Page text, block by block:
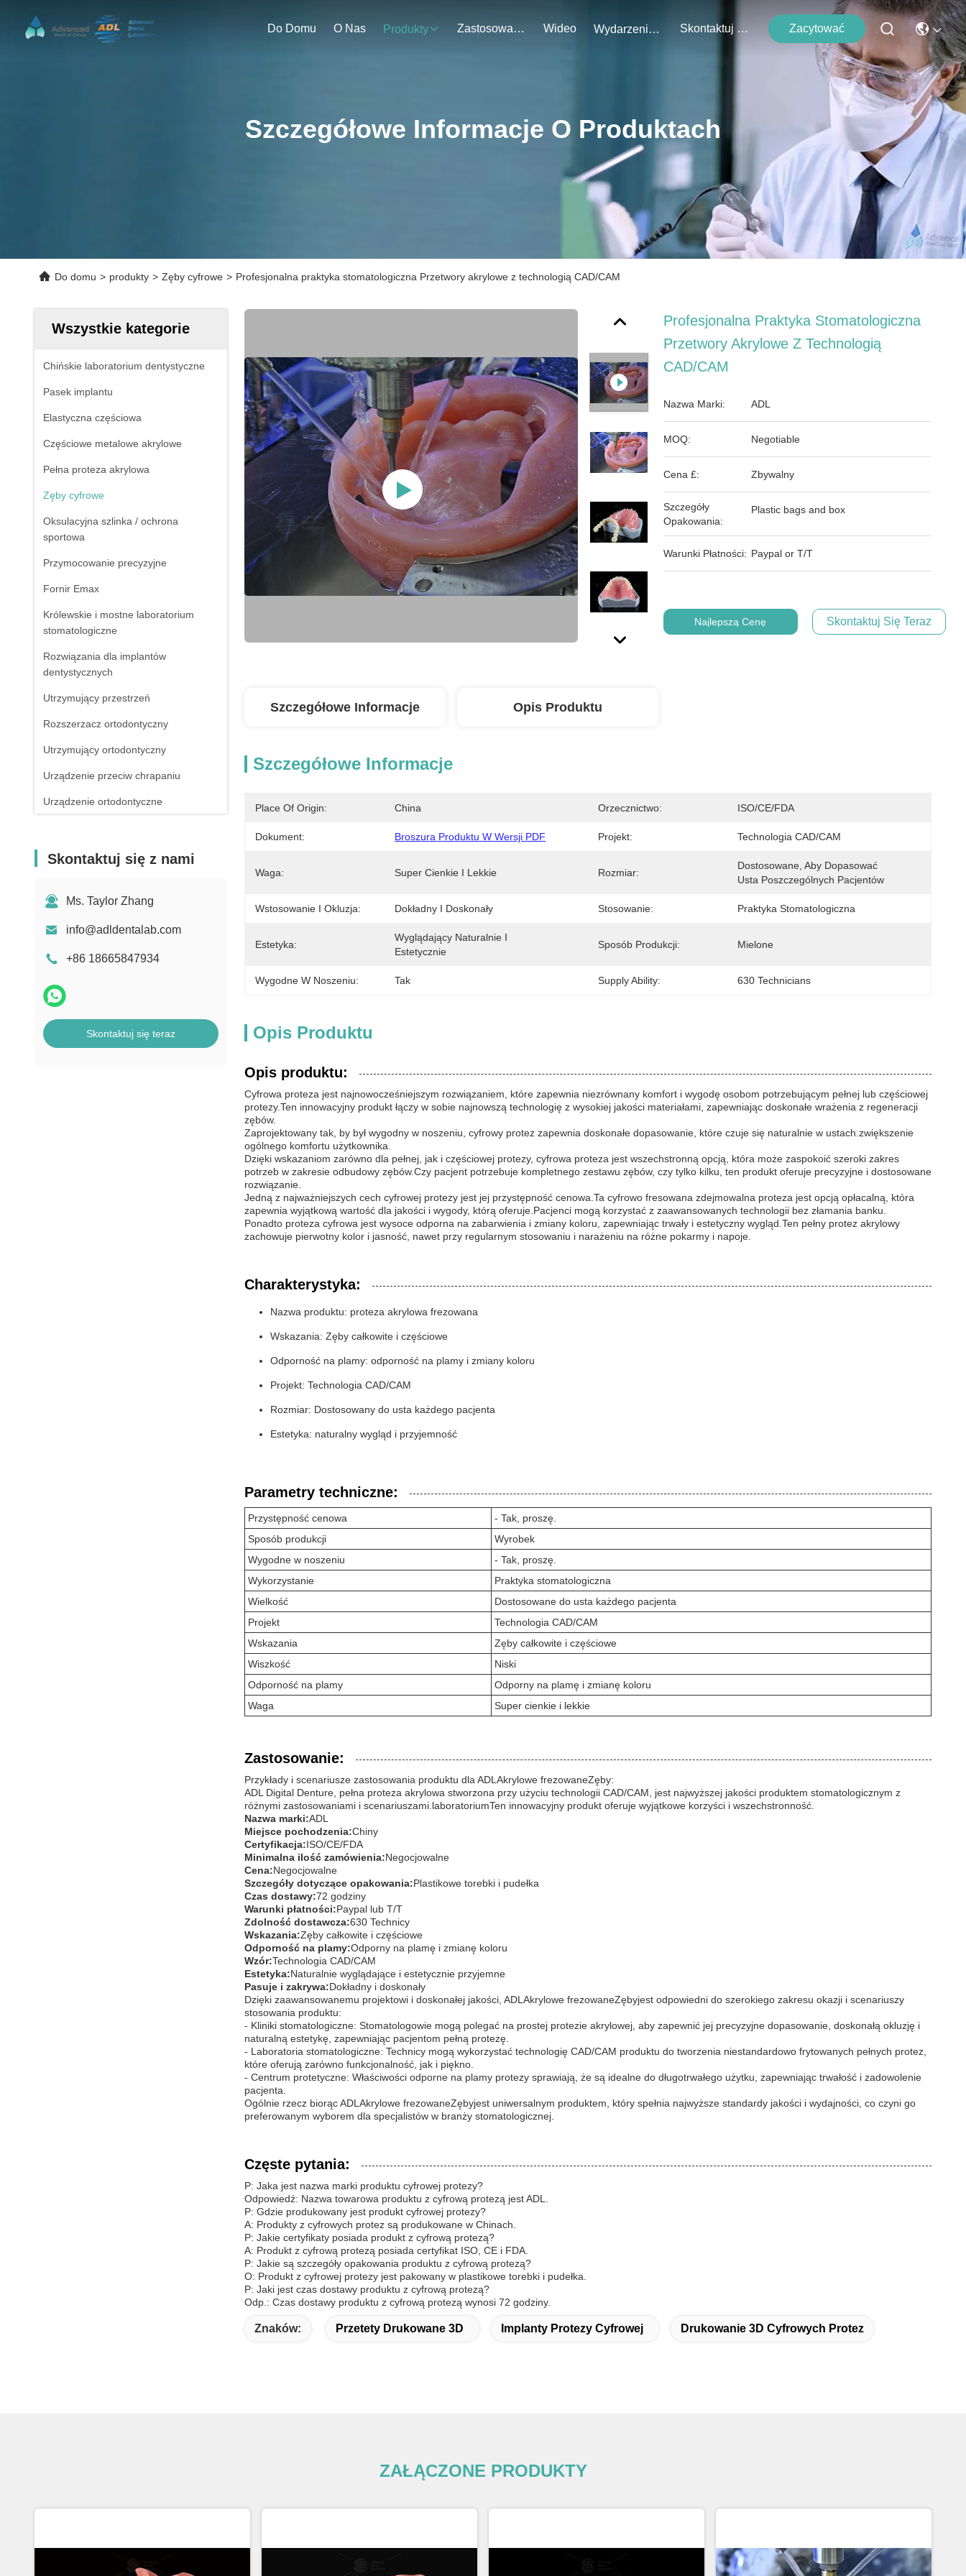
Do Domu O Nas Produkty Zastosowanie Wideo Wydarzenia Skontaktuj Się Z Nami Zacytować
Szczegółowe Informacje O Produktach
Do domu > produkty > Zęby cyfrowe > Profesjonalna praktyka stomatologiczna Przetwory akrylowe z technologią CAD/CAM
Wszystkie kategorie
Chińskie laboratorium dentystyczne
Pasek implantu
Elastyczna częściowa
Częściowe metalowe akrylowe
Pełna proteza akrylowa
Zęby cyfrowe
Oksulacyjna szlinka / ochrona
sportowa
Przymocowanie precyzyjne
Fornir Emax
Królewskie i mostne laboratorium
stomatologiczne
Rozwiązania dla implantów
dentystycznych
Utrzymujący przestrzeń
Rozszerzacz ortodontyczny
Utrzymujący ortodontyczny
Urządzenie przeciw chrapaniu
Urządzenie ortodontyczne
Skontaktuj się z nami
Ms. Taylor Zhang
info@adldentalab.com
+86 18665847934
Skontaktuj się teraz
Profesjonalna Praktyka Stomatologiczna
Przetwory Akrylowe Z Technologią
CAD/CAM
Nazwa Marki: ADL
MOQ: Negotiable
Cena £: Zbywalny
Szczegóły
Opakowania:
Plastic bags and box
Warunki Płatności: Paypal or T/T
Najlepszą Cenę Skontaktuj Się Teraz
Szczegółowe Informacje Opis Produktu
Szczegółowe Informacje
Place Of Origin: China Orzecznictwo: ISO/CE/FDA
Dokument: Broszura Produktu W Wersji PDF Projekt: Technologia CAD/CAM
Waga: Super Cienkie I Lekkie Rozmiar:
Dostosowane, Aby Dopasować
Usta Poszczególnych Pacjentów
Wstosowanie I Okluzja: Dokładny I Doskonały Stosowanie: Praktyka Stomatologiczna
Estetyka:
Wyglądający Naturalnie I
Estetycznie
Sposób Produkcji: Mielone
Wygodne W Noszeniu: Tak Supply Ability: 630 Technicians
Opis Produktu
Opis produktu:
Cyfrowa proteza jest najnowocześniejszym rozwiązaniem, które zapewnia niezrównany komfort i wygodę osobom potrzebującym pełnej lub częściowej
protezy.Ten innowacyjny produkt łączy w sobie najnowszą technologię z wysokiej jakości materiałami, zapewniając doskonałe wrażenia z regeneracji
zębów.
Zaprojektowany tak, by był wygodny w noszeniu, cyfrowy protez zapewnia doskonałe dopasowanie, które czuje się naturalnie w ustach.zwiększenie
ogólnego komfortu użytkownika.
Dzięki wskazaniom zarówno dla pełnej, jak i częściowej protezy, cyfrowa proteza jest wszechstronną opcją, która może zaspokoić szeroki zakres
potrzeb w zakresie odbudowy zębów.Czy pacjent potrzebuje kompletnego zestawu zębów, czy tylko kilku, ten produkt oferuje precyzyjne i dostosowane
rozwiązanie.
Jedną z najważniejszych cech cyfrowej protezy jest jej przystępność cenowa.Ta cyfrowo fresowana zdejmowalna proteza jest opcją opłacalną, która
zapewnia wyjątkową wartość dla jakości i wygody, którą oferuje.Pacjenci mogą korzystać z zaawansowanych technologii bez złamania banku.
Ponadto proteza cyfrowa jest wysoce odporna na zabarwienia i zmiany koloru, zapewniając trwały i estetyczny wygląd.Ten pełny protez akrylowy
zachowuje pierwotny kolor i jasność, nawet przy regularnym stosowaniu i narażeniu na różne pokarmy i napoje.
Charakterystyka:
Nazwa produktu: proteza akrylowa frezowana
Wskazania: Zęby całkowite i częściowe
Odporność na plamy: odporność na plamy i zmiany koloru
Projekt: Technologia CAD/CAM
Rozmiar: Dostosowany do usta każdego pacjenta
Estetyka: naturalny wygląd i przyjemność
Parametry techniczne:
Przystępność cenowa
- Tak, proszę.
Sposób produkcji
Wyrobek
Wygodne w noszeniu
- Tak, proszę.
Wykorzystanie
Praktyka stomatologiczna
Wielkość
Dostosowane do usta każdego pacjenta
Projekt
Technologia CAD/CAM
Wskazania
Zęby całkowite i częściowe
Wiszkość
Niski
Odporność na plamy
Odporny na plamę i zmianę koloru
Waga
Super cienkie i lekkie
Zastosowanie:
Przykłady i scenariusze zastosowania produktu dla ADL Akrylowe frezowaneZęby:
ADL Digital Denture, pełna proteza akrylowa stworzona przy użyciu technologii CAD/CAM, jest najwyższej jakości produktem stomatologicznym z
różnymi zastosowaniami i scenariuszami.laboratoriumTen innowacyjny produkt oferuje wyjątkowe korzyści i wszechstronność.
Nazwa marki:ADL
Miejsce pochodzenia:Chiny
Certyfikacja:ISO/CE/FDA
Minimalna ilość zamówienia:Negocjowalne
Cena:Negocjowalne
Szczegóły dotyczące opakowania:Plastikowe torebki i pudełka
Czas dostawy:72 godziny
Warunki płatności:Paypal lub T/T
Zdolność dostawcza:630 Technicy
Wskazania:Zęby całkowite i częściowe
Odporność na plamy:Odporny na plamę i zmianę koloru
Wzór:Technologia CAD/CAM
Estetyka:Naturalnie wyglądające i estetycznie przyjemne
Pasuje i zakrywa:Dokładny i doskonały
Dzięki zaawansowanemu projektowi i doskonałej jakości, ADL Akrylowe frezowaneZębyjest odpowiedni do szerokiego zakresu okazji i scenariuszy
stosowania produktu:
- Kliniki stomatologiczne: Stomatologowie mogą polegać na prostej protezie akrylowej, aby zapewnić jej precyzyjne dopasowanie, doskonałą okluzję i
naturalną estetykę, zapewniając pacjentom pełną protezę.
- Laboratoria stomatologiczne: Technicy mogą wykorzystać technologię CAD/CAM produktu do tworzenia niestandardowo frytowanych pełnych protez,
które oferują zarówno funkcjonalność, jak i piękno.
- Centrum protetyczne: Właściwości odporne na plamy protezy sprawiają, że są idealne do długotrwałego użytku, zapewniając trwałość i zadowolenie
pacjenta.
Ogólnie rzecz biorąc ADL Akrylowe frezowaneZębyjest uniwersalnym produktem, który spełnia najwyższe standardy jakości i wydajności, co czyni go
preferowanym wyborem dla specjalistów w branży stomatologicznej.
Częste pytania:
P: Jaka jest nazwa marki produktu cyfrowej protezy?
Odpowiedź: Nazwa towarowa produktu z cyfrową protezą jest ADL.
P: Gdzie produkowany jest produkt cyfrowej protezy?
A: Produkty z cyfrowych protez są produkowane w Chinach.
P: Jakie certyfikaty posiada produkt z cyfrową protezą?
A: Produkt z cyfrową protezą posiada certyfikat ISO, CE i FDA.
P: Jakie są szczegóły opakowania produktu z cyfrową protezą?
O: Produkt z cyfrowej protezy jest pakowany w plastikowe torebki i pudełka.
P: Jaki jest czas dostawy produktu z cyfrową protezą?
Odp.: Czas dostawy produktu z cyfrową protezą wynosi 72 godziny.
Znaków: Przetety Drukowane 3D Implanty Protezy Cyfrowej Drukowanie 3D Cyfrowych Protez
ZAŁĄCZONE PRODUKTY